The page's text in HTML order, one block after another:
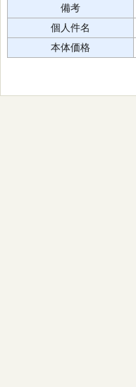
備考
個人件名
本体価格